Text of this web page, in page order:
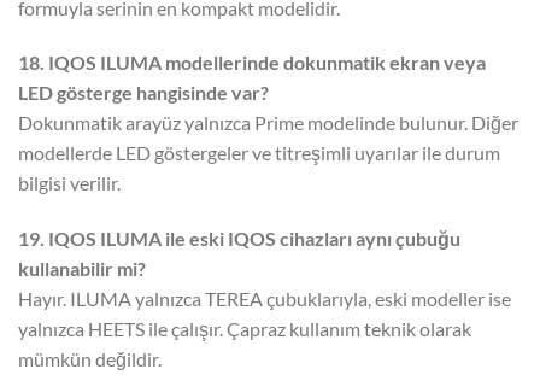
formuyla serinin en kompakt modelidir.
18. IQOS ILUMA modellerinde dokunmatik ekran veya
LED gösterge hangisinde var?
Dokunmatik arayüz yalnızca Prime modelinde bulunur. Diğer
modellerde LED göstergeler ve titreşimli uyarılar ile durum
bilgisi verilir.
19. IQOS ILUMA ile eski IQOS cihazları aynı çubuğu
kullanabilir mi?
Hayır. ILUMA yalnızca TEREA çubuklarıyla, eski modeller ise
yalnızca HEETS ile çalışır. Çapraz kullanım teknik olarak
mümkün değildir.